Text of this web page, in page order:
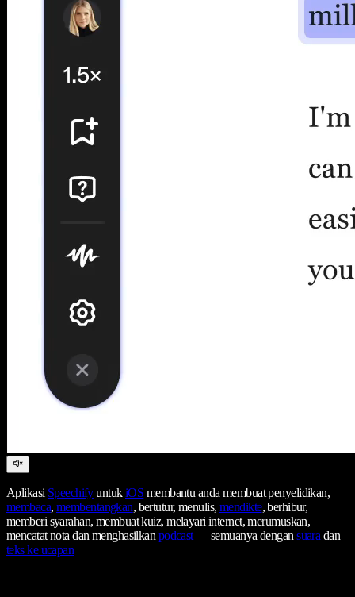
Aplikasi SpeechifyuntukiOS membantu anda membuat penyelidikan,
membaca, membentangkan, bertutur, menulis, mendikte, berhibur,
memberi syarahan, membuat kuiz, melayari internet, merumuskan,
mencatat nota dan menghasilkanpodcast— semuanya dengansuaradan
teks ke ucapan